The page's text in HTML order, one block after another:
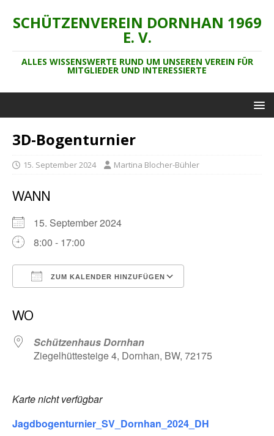
SCHÜTZENVEREIN DORNHAN 1969
E. V.
ALLES WISSENSWERTE RUND UM UNSEREN VEREIN FÜR
MITGLIEDER UND INTERESSIERTE
3D-Bogenturnier
15. September 2024 Martina Blocher-Bühler
WANN
15. September 2024
8:00 - 17:00
ZUM KALENDER HINZUFÜGEN
WO
Schützenhaus Dornhan
Ziegelhüttesteige 4, Dornhan, BW, 72175
Karte nicht verfügbar
Jagdbogenturnier_SV_Dornhan_2024_DH